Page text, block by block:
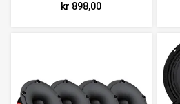
kr 898,00